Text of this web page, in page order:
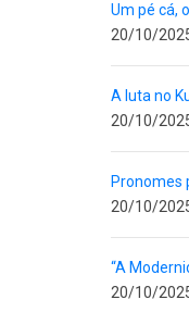
Um pé cá,
20/10/
A luta no
20/10/
Pronomes
20/10/
“A
20/10/